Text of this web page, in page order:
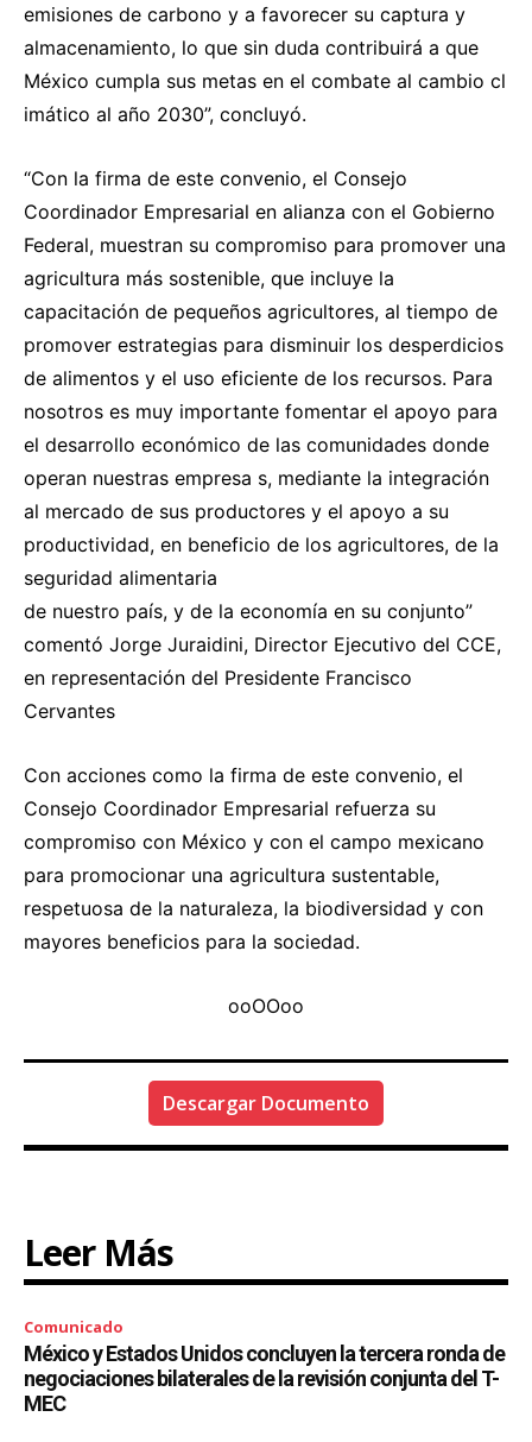
emisiones de carbono y a favorecer su captura y
almacenamiento, lo que sin duda contribuirá a que
México cumpla sus metas en el combate al cambio cl
imático al año 2030”, concluyó.
“Con la firma de este convenio, el Consejo
Coordinador Empresarial en alianza con el Gobierno
Federal, muestran su compromiso para promover una
agricultura más sostenible, que incluye la
capacitación de pequeños agricultores, al tiempo de
promover estrategias para disminuir los desperdicios
de alimentos y el uso eficiente de los recursos. Para
nosotros es muy importante fomentar el apoyo para
el desarrollo económico de las comunidades donde
operan nuestras empresa s, mediante la integración
al mercado de sus productores y el apoyo a su
productividad, en beneficio de los agricultores, de la
seguridad alimentaria
de nuestro país, y de la economía en su conjunto”
comentó Jorge Juraidini, Director Ejecutivo del CCE,
en representación del Presidente Francisco
Cervantes
Con acciones como la firma de este convenio, el
Consejo Coordinador Empresarial refuerza su
compromiso con México y con el campo mexicano
para promocionar una agricultura sustentable,
respetuosa de la naturaleza, la biodiversidad y con
mayores beneficios para la sociedad.
ooOOoo
Descargar Documento
Leer Más
Comunicado
México y Estados Unidos concluyen la tercera ronda de
negociaciones bilaterales de la revisión conjunta del T-
MEC